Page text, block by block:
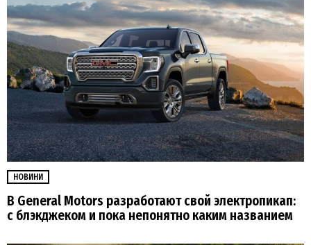
НОВИНИ
В General Motors разработают свой электропикап:
с блэкджеком и пока непонятно каким названием